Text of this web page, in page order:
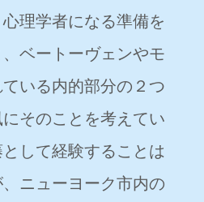
理学者になる準備を
ベートーヴェンやモ
いる内的部分の２つ
そのことを考えてい
して経験することは
ニューヨーク市内の